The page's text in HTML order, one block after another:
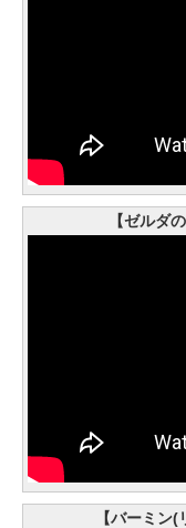
【ゼルダ
【バーミン